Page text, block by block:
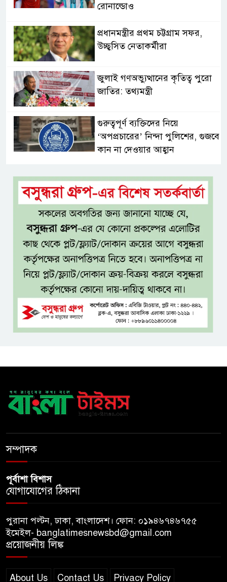
রোনাল্ডোও
প্রধানমন্ত্রীর প্রথম চট্টগ্রাম সফর,
উচ্ছ্বসিত নেতাকর্মীরা
জুলাই গণঅভ্যুত্থানের কৃতিত্ব পুরো
জাতির: তথ্যমন্ত্রী
গুরুত্বপূর্ণ ব্যক্তিদের নিয়ে
‘অপপ্রচারের’ নিন্দা পুলিশের, গুজবে
কান না দেওয়ার আহ্বান
শেখ হাসিনার দিল্লির সংবাদ
সম্মেলনের সঙ্গে ভারত সরকারের
সম্পৃক্ততা নেই: জয়সোয়াল
টাঙ্গাইলে নিহত ১৪ বাস-মিনিবাস
মালিকের পরিবারকে আর্থিক অনুদান
ও সম্মাননা
সাড়ে ৩ হাজার এতিম ও
মাদরাসাশিক্ষার্থীর খাবারের
আয়োজন করলেন প্রতিমন্ত্রী টুকু
অপ-সাংবাদিকতা পরিহার করে
কাছে শত কোটি টাকা ক্ষতিপূরণ
দাবি
ধ্বংসস্তূপের ওপরই বারবার ক্ষমতায়
সম্পাদক
পূর্বাশা বিশাস
যোগাযোগের ঠিকানা
পুরানা পল্টন, ঢাকা, বাংলাদেশ। ফোন: ০১৯৪৬৭৪৬৭৫৫
ইমেইল- banglatimesnewsbd@gmail.com
প্রয়োজনীয় লিঙ্ক
About Us Contact Us Privacy Policy